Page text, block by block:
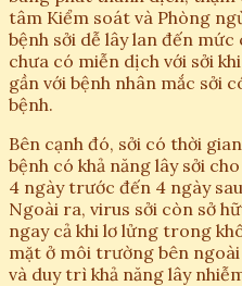
tâm Kiểm soát và Phòng
bệnh sởi dễ lây lan đến
chưa có miễn dịch với sởi
gần với bệnh nhân mắc sởi
bệnh.
Bên cạnh đó, sởi có thời
bệnh có khả năng lây sởi
4 ngày trước đến 4 ngày
Ngoài ra, virus sởi còn sở
ngay cả khi lơ lửng trong
mặt ở môi trường bên
và duy trì khả năng lây